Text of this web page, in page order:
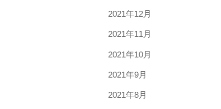
2021年12月
2021年11月
2021年10月
2021年9月
2021年8月